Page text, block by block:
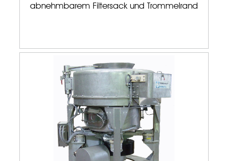
abnehmbarem Filtersack und Trommelrand